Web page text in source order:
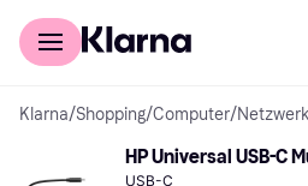
Für Shopper
Klarna/Shopping/Computer/Netzwerk
HP Universal USB-C
USB-C